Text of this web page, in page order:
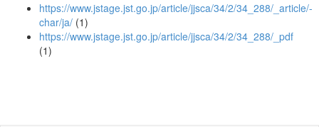
https://www.jstage.jst.go.jp/article/jjsca/34/2/34_288/_article/-
char/ja/ (1)
https://www.jstage.jst.go.jp/article/jjsca/34/2/34_288/_pdf
(1)